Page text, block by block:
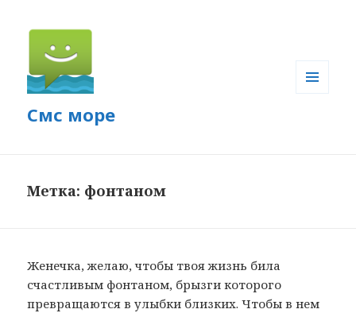
Смс море
Метка: фонтаном
Женечка, желаю, чтобы твоя жизнь била
счастливым фонтаном, брызги которого
превращаются в улыбки близких. Чтобы в нем